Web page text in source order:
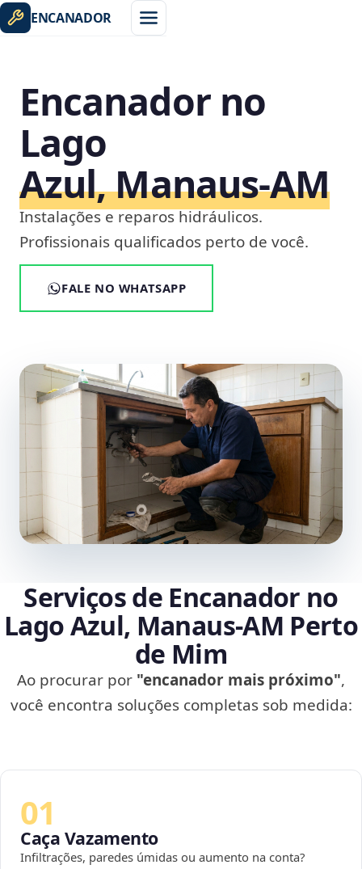
ENCANADOR
Encanador no
Lago
Azul, Manaus‑AM
Instalações e reparos hidráulicos.
Profissionais qualificados perto de você.
FALE NO WHATSAPP
Serviços de Encanador no
Lago Azul, Manaus‑AM Perto
de Mim
Ao procurar por "encanador mais próximo",
você encontra soluções completas sob medida:
01
Caça Vazamento
Infiltrações, paredes úmidas ou aumento na conta?